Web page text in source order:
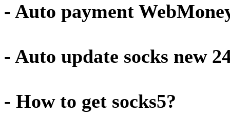
- Auto payment
- Auto update socks new
- How to get socks5?